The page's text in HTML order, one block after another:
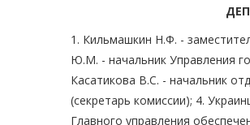
1. Кильмашкин Н.Ф. -
Ю.М. - начальник Управления
Касатикова В.С. - начальник
(секретарь комиссии); 4.
Главного управления